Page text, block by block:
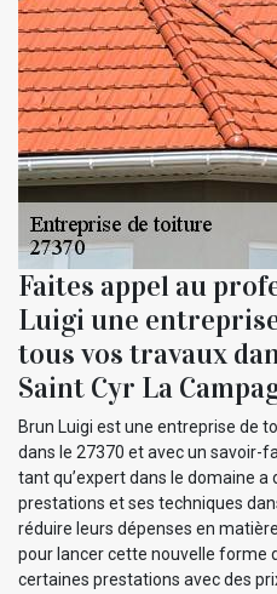
Faites appel au
Luigi une
tous vos travaux
Saint Cyr La
Brun Luigi est une entreprise de
dans le 27370 et avec un savoir-
tant qu’expert dans le domaine a
prestations et ses techniques
réduire leurs dépenses en
pour lancer cette nouvelle forme
certaines prestations avec des